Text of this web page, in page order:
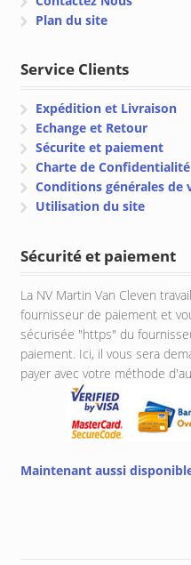
Plan du site
Service Clients
Expédition et Livraison
Echange et Retour
Sécurite et paiement
Charte de Confidentialité
Conditions générales de
Utilisation du site
Sécurité et paiement
La NV Martin Van Cleven
fournisseur de paiement et
sécurisée "https" du
paiement. Ici, il vous sera
payer avec votre méthode
Maintenant aussi